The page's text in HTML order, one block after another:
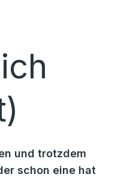
und trotzdem
schon eine hat